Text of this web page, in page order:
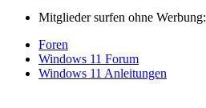
Mitglieder surfen ohne Werbung:
Foren
Windows 11 Forum
Windows 11 Anleitungen